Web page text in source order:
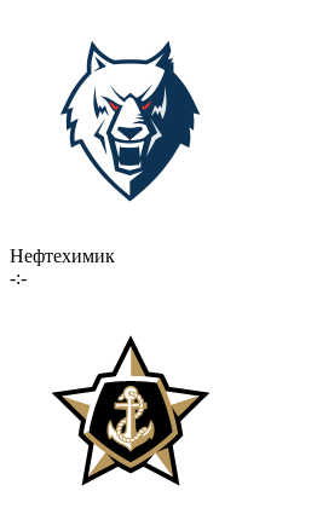
Нефтехимик
-:-